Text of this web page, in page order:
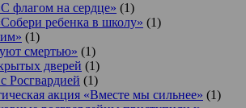
флагом на сердце» (1)
ребенка в школу» (1)
(1)
смертью» (1)
дверей (1)
Росгвардией (1)
акция «Вместе мы сильнее» (1)